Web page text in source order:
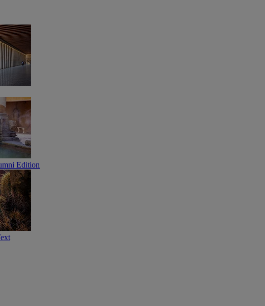
Edition